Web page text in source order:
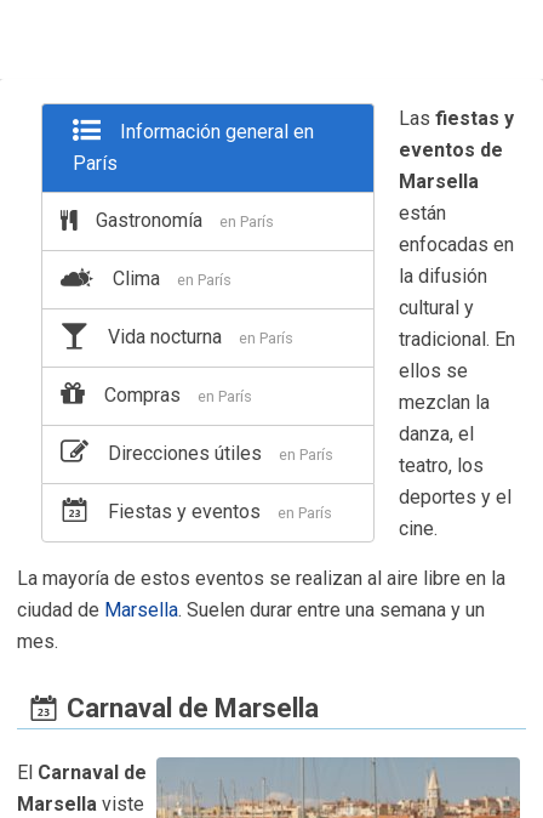
Información general en
París
Gastronomía en París
Clima en París
Vida nocturna en París
Compras en París
Direcciones útiles en París
Fiestas y eventos en París
Las fiestas y
eventos de
Marsella
están
enfocadas en
la difusión
cultural y
tradicional. En
ellos se
mezclan la
danza, el
teatro, los
deportes y el
cine.
La mayoría de estos eventos se realizan al aire libre en la
ciudad de Marsella. Suelen durar entre una semana y un
mes.
Carnaval de Marsella
El Carnaval de
Marsella viste